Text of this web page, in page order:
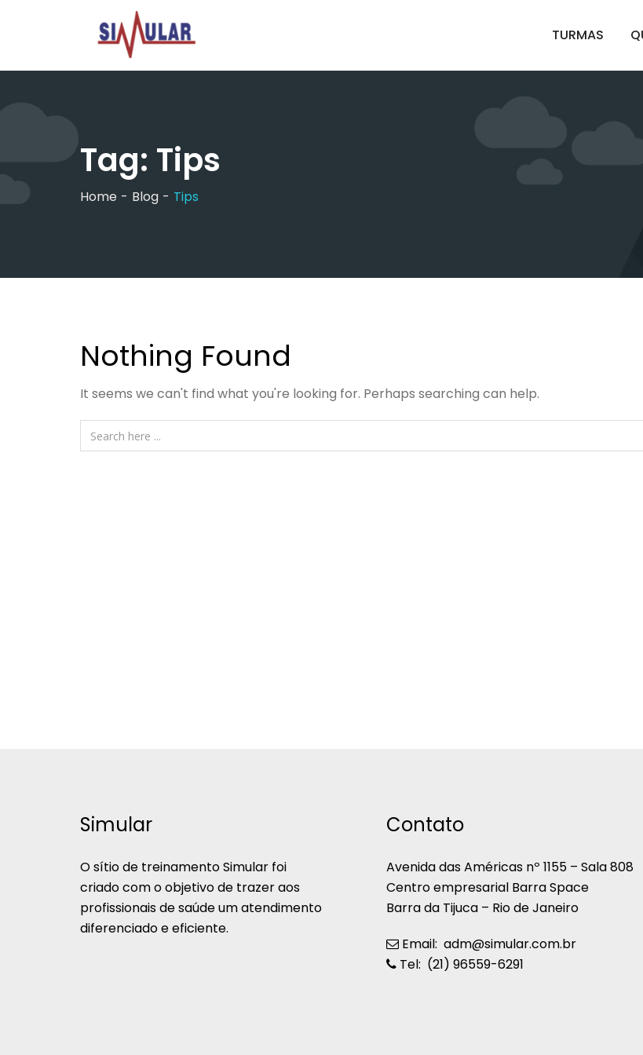
TURMAS
Tag: Tips
Home Blog Tips
Nothing Found
It seems we can't find what you're looking for. Perhaps searching can help.
Simular
O sítio de treinamento Simular foi
criado com o objetivo de trazer aos
profissionais de saúde um atendimento
diferenciado e eficiente.
Contato
Avenida das Américas nº 1155 – Sala 808
Centro empresarial Barra Space
Barra da Tijuca – Rio de Janeiro
Email: adm@simular.com.br
Tel: (21) 96559-6291